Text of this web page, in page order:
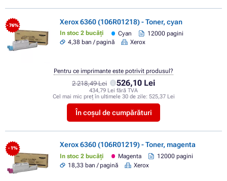
- 76% Xerox 6360 (106R01218) - Toner, cyan
In stoc 2 bucăți Cyan
12000 pagini
4,38 ban / pagină
Xerox
2 218,49 Lei 526,10 Lei
434,79 Lei fără TVA
Cel mai mic preț în ultimele 30 de zile: 525,37 Lei
În coșul de cumpărături
Pentru ce imprimante este potrivit produsul?
- 1% Xerox 6360 (106R01219) - Toner, magenta
In stoc 2 bucăți Magenta
12000 pagini
18,33 ban / pagină
Xerox